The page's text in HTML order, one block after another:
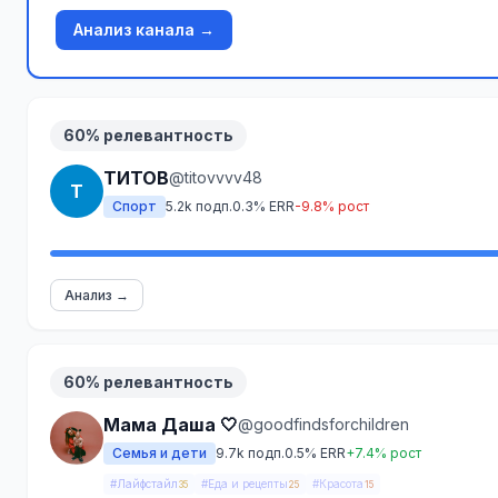
Анализ канала →
60% релевантность
Т
ТИТОВ@titovvvv48
Спорт 5.2k подп.0.3% ERR-9.8% рост
Анализ →
60% релевантность
Мама Даша 🤍@goodfindsforchildren
Семья и дети 9.7k подп.0.5% ERR+7.4% рост
#Лайфстайл 35 #Еда и рецепты 25 #Красота 15